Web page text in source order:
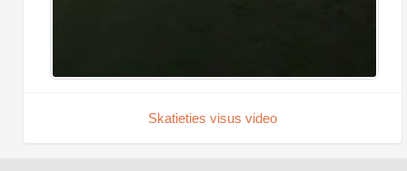
Skatieties visus video